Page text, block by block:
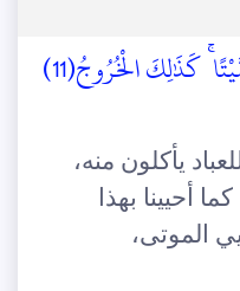
كَذَٰلِكَ الْخُرُوجُ(11)
يأكلون منه،
أحيينا بهذا
الموتى،